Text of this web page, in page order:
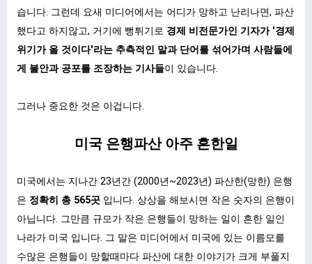
습니다. 그런데 요새 미디어에서는 어디가 망하고 난리나면, 파산
했다고 하지않고, 거기에 뻥튀기로 경제 비전문가인 기자가 '경제
위기가 올 것이다'라는 추측적인 말과 단어를 섞어가며 사람들에
게 불안과 공포를 조장하는 기사들이 있습니다.
그러나 중요한 것은 이겁니다.
미국 은행파산 아주 흔한일
미국에서는 지나간 23년간 (2000년~2023년) 파산한(망한) 은행
은 정확히 총 565곳 입니다. 상상을 해보시면 작은 숫자의 은행이
아닙니다. 그만큼 규모가 작은 은행들이 망하는 일이 흔한 일인
나라가 미국 입니다. 그 말은 미디어에서 미국에 있는 이름모를
수많은 은행들이 망할때마다 파산에 대한 이야기가 크게 부풀지